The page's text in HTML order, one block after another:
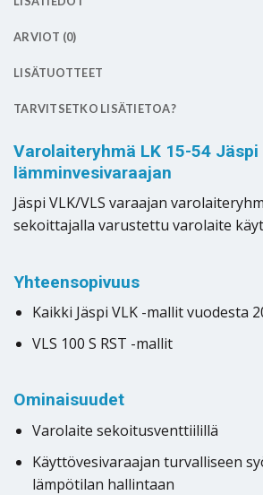
ARVIOT (0)
LISÄTUOTTEET
TARVITSETKO LISÄTIETOA?
Varolaiteryhmä LK 15-54 Jäspi
lämminvesivaraajan
Jäspi VLK/VLS varaajan
sekoittajalla varustettu varolaite
Yhteensopivuus
Kaikki Jäspi VLK -mallit vuodesta
VLS 100 S RST -mallit
Ominaisuudet
Varolaite sekoitusventtiilillä
Käyttövesivaraajan turvalliseen
lämpötilan hallintaan